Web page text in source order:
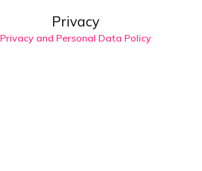
Privacy
Privacy and Personal Data Policy